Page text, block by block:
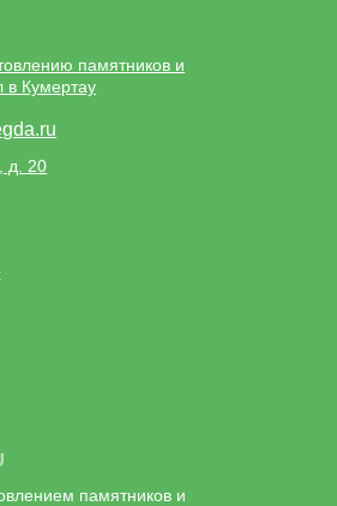
памятников и
в Кумертау
д. 20
памятников и